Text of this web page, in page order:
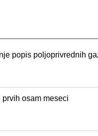
popis poljoprivrednih
osam meseci